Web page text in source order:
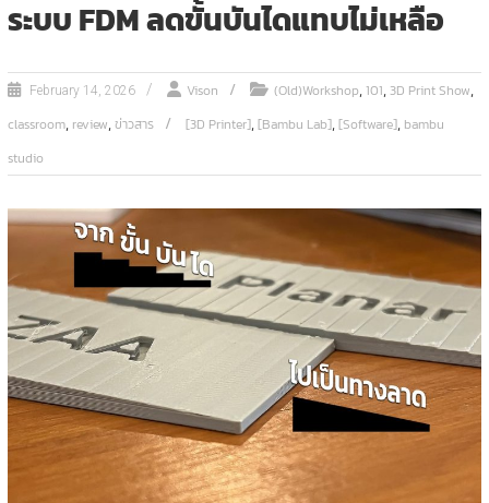
ระบบ FDM ลดขั้นบันไดแทบไม่เหลือ
February 14, 2026 Vison (Old)Workshop,101,3D Print Show,
classroom, review,ข่าวสาร [3D Printer],[Bambu Lab],[Software], bambu
studio